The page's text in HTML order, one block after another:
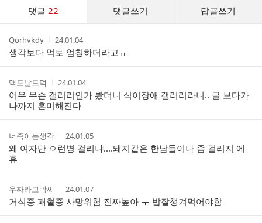
댓글22 댓글쓰기 답글쓰기
스
작
성
자
Qorhvkdy
작
성
시
간
24.01.04
생각보다 먹토 엄청하더라고ㅠ
작
성
자
맥도날드덕
작
성
시
간
24.01.04
어우 무슨 갤러리인가 봤더니 식이장애 갤러리라니.. 글 보다가
나까지 혼미해진다
작
성
자
너죽이는생각
작
성
시
24.01.05
왜 여자만 ㅇ런병 걸리냐....돼지같은 한남들이나 좀 걸리지 에
휴
작
성
자
우짜라고콱씨
작
성
시
간
24.01.07
거식증 패혈증 사망위험 진짜높아 ㅜ 밥잘챙겨먹어야함